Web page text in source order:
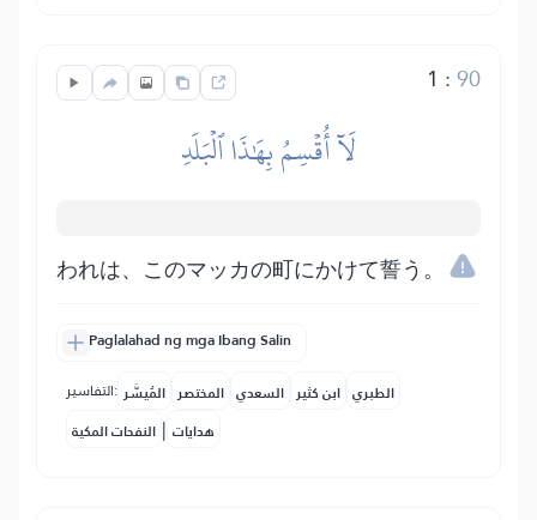
1 :90
لَآ أُقۡسِمُ بِهَٰذَا ٱلۡبَلَدِ
われは、このマッカの町にかけて誓う。
Paglalahad ng mga Ibang Salin
التفاسير: المُيسَّر المختصر السعدي ابن كثير الطبري
النفحات المكية | هدايات